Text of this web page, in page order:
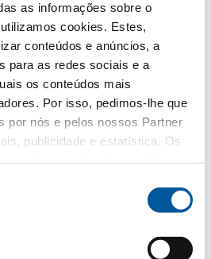
as informações sobre o
cookies. Estes,
conteúdos e anúncios, a
para as redes sociais e a
os conteúdos mais
Por isso, pedimos-lhe que
por nós e pelos nossos Partner
publicidade e estatística. Os
website. Obrigado.